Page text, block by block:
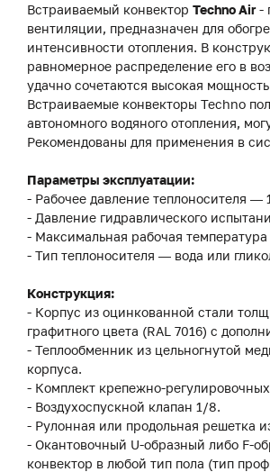
Встраиваемый конвектор Techno Air-
вентиляции, предназначен для
интенсивности отопления. В
равномерное распределение его в
удачно сочетаются высокая
Встраиваемые конвекторы Techno
автономного водяного отопления,
Рекомендованы для применения в
Параметры эксплуатации:
- Рабочее давление теплоносителя —
- Давление гидравлического
- Максимальная рабочая
- Тип теплоносителя — вода или
Конструкция:
- Корпус из оцинкованной стали
графитного цвета (RAL 7016) с
- Теплообменник из цельногнутой
корпуса.
- Комплект крепежно-
- Воздухоспускной клапан 1/8.
- Рулонная или продольная решетка
- Окантовочный U-образный либо F-
конвектор в любой тип пола (тип